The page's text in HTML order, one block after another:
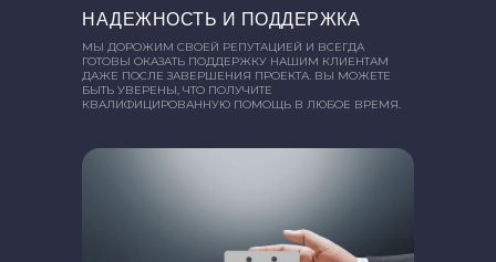
МЫ ДОРОЖИМ СВОЕЙ РЕПУТАЦИЕЙ И ВСЕГДА
ГОТОВЫ ОКАЗАТЬ ПОДДЕРЖКУ НАШИМ КЛИЕНТАМ
ДАЖЕ ПОСЛЕ ЗАВЕРШЕНИЯ ПРОЕКТА. ВЫ МОЖЕТЕ
БЫТЬ УВЕРЕНЫ, ЧТО ПОЛУЧИТЕ
КВАЛИФИЦИРОВАННУЮ ПОМОЩЬ В ЛЮБОЕ ВРЕМЯ.
НАДЕЖНОСТЬ И ПОДДЕРЖКА